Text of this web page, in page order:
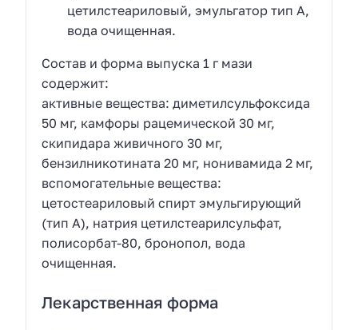
цетилстеариловый, эмульгатор тип А,
вода очищенная.
Состав и форма выпуска 1 г мази
содержит:
активные вещества: диметилсульфоксида
50 мг, камфоры рацемической 30 мг,
скипидара живичного 30 мг,
бензилникотината 20 мг, нонивамида 2 мг,
вспомогательные вещества:
цетостеариловый спирт эмульгирующий
(тип А), натрия цетилстеарилсульфат,
полисорбат-80, бронопол, вода
очищенная.
Лекарственная форма